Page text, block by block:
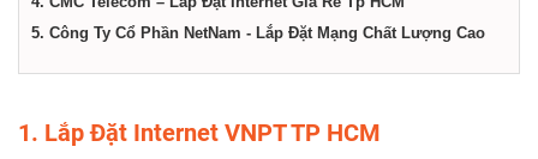
Thành
phố
5. Công Ty Cổ Phần NetNam - Lắp Đặt Mạng Chất Lượng Cao
1. Lắp Đặt Internet VNPT TP HCM